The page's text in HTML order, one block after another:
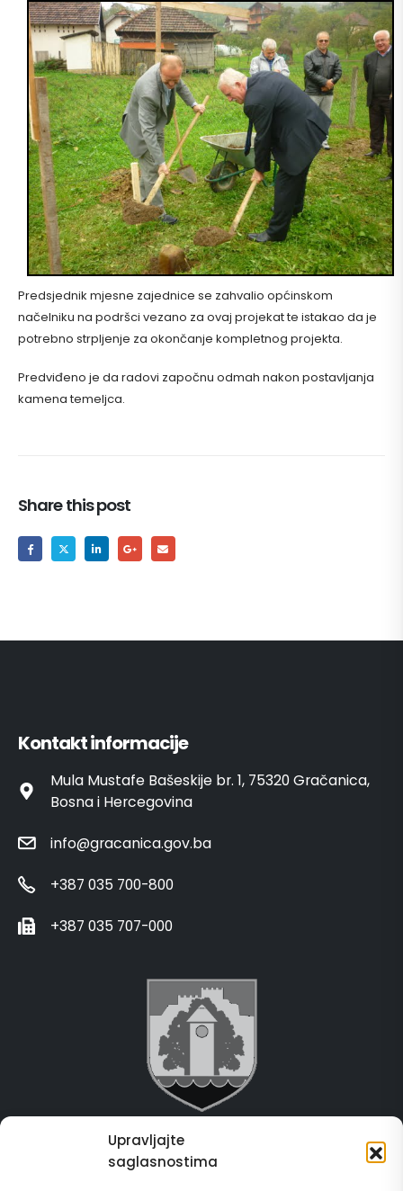
Upravljajte
saglasnostima
Predsjednik mjesne zajednice se zahvalio općinskom
načelniku na podršci vezano za ovaj projekat te istakao da je
potrebno strpljenje za okončanje kompletnog projekta.
Predviđeno je da radovi započnu odmah nakon postavljanja
kamena temeljca.
Share this post
Kontakt informacije
Mula Mustafe Bašeskije br. 1, 75320 Gračanica,
Bosna i Hercegovina
info@gracanica.gov.ba
+387 035 700-800
+387 035 707-000
Grad Gračanica